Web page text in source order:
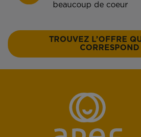
beaucoup de coeur
TROUVEZ L’OFFRE
CORRESPOND